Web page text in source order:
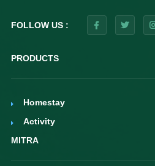
FOLLOW US :
PRODUCTS
Homestay
Activity
MITRA